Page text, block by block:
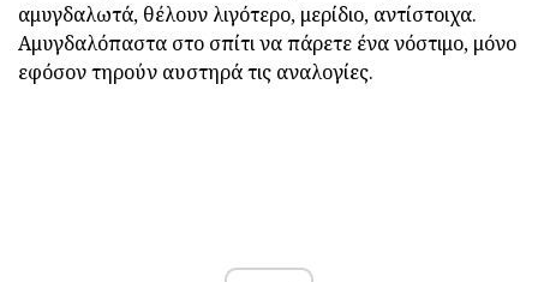
αμυγδαλωτά, θέλουν λιγότερο, μερίδιο, αντίστοιχα.
Αμυγδαλόπαστα στο σπίτι να πάρετε ένα νόστιμο, μόνο
εφόσον τηρούν αυστηρά τις αναλογίες.